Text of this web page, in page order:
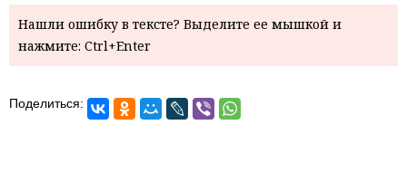
Нашли ошибку в тексте? Выделите ее мышкой и
нажмите: Ctrl+Enter
Поделиться: